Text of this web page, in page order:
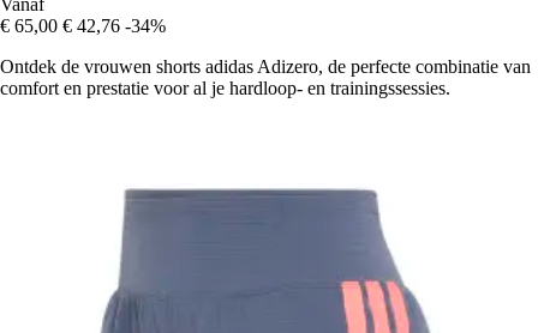
Vanaf
€ 65,00 € 42,76 -34%
Ontdek de vrouwen shorts adidas Adizero, de perfecte combinatie van
comfort en prestatie voor al je hardloop- en trainingssessies.